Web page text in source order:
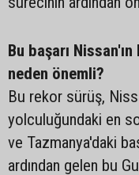
Bu başarı
neden önemli?
Bu rekor sürüş,
yolculuğundaki en
ve Tazmanya'daki
ardından gelen bu